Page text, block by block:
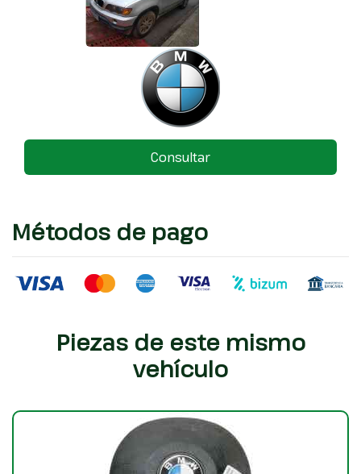
Consultar
Métodos de pago
Piezas de este mismo
vehículo